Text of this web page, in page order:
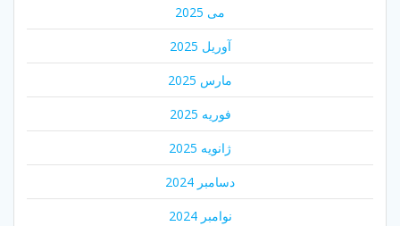
می 2025
آوریل 2025
مارس 2025
فوریه 2025
ژانویه 2025
دسامبر 2024
نوامبر 2024